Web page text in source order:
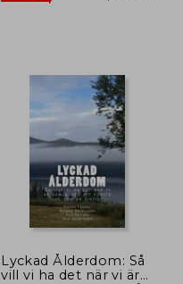
40%
Lyckad Ålderdom: Så
vill vi ha det när vi är